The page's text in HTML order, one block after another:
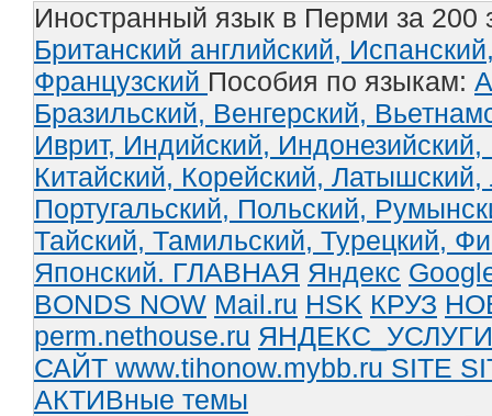
Иностранный язык в Перми за 200
Британский английский,
Французский Пособия по языкам:
Бразильский, Венгерский,
Иврит, Индийский, Индонезийский,
Китайский, Корейский, Латышский,
Португальский, Польский,
Тайский, Тамильский, Турецкий,
Японский. ГЛАВНАЯ Яндекс
BONDS NOW Mail.ru HSK КРУЗ
perm.nethouse.ru ЯНДЕКС_УСЛУГИ
САЙТ www.tihonow.mybb.ru SITE
АКТИВные темы